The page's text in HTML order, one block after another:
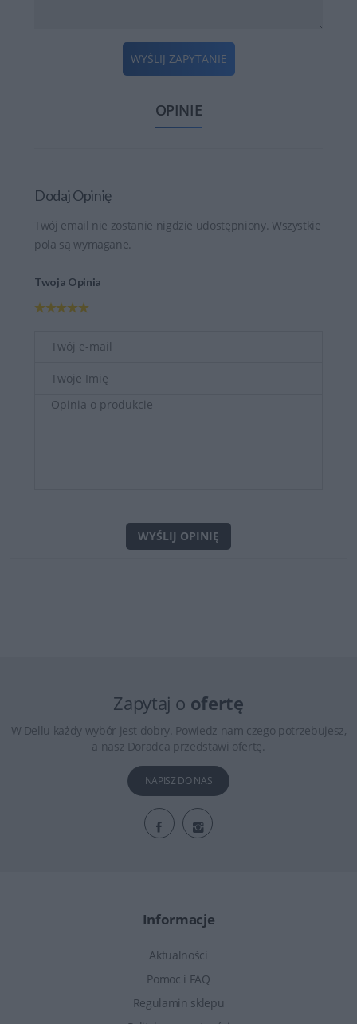
WYŚLIJ ZAPYTANIE
OPINIE
Dodaj Opinię
Twój email nie zostanie nigdzie udostępniony. Wszystkie
pola są wymagane.
Twoja Opinia
WYŚLIJ OPINIĘ
Zapytaj o ofertę
W Dellu każdy wybór jest dobry. Powiedz nam czego potrzebujesz,
a nasz Doradca przedstawi ofertę.
NAPISZ DO NAS
Informacje
Aktualności
Pomoc i FAQ
Regulamin sklepu